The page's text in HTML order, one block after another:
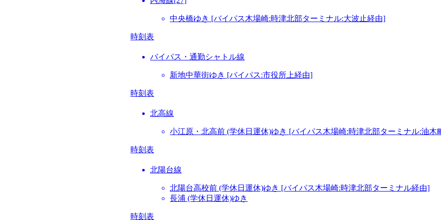
中央橋ゆき [バイパス木場崎:時津北部ターミナル:大波止経由]
時刻表
バイパス・通勤シャトル線
新地中華街ゆき [バイパス:市役所上経由]
時刻表
北高線
小江原・北高前 (学休日運休)ゆき [バイパス木場崎:時津北部ターミナル:油木
時刻表
北陽台線
北陽台高校前 (学休日運休)ゆき [バイパス木場崎:時津北部ターミナル経由]
長浦 (学休日運休)ゆき
時刻表